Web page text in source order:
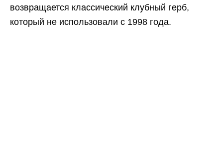
возвращается классический клубный герб,
который не использовали с 1998 года.